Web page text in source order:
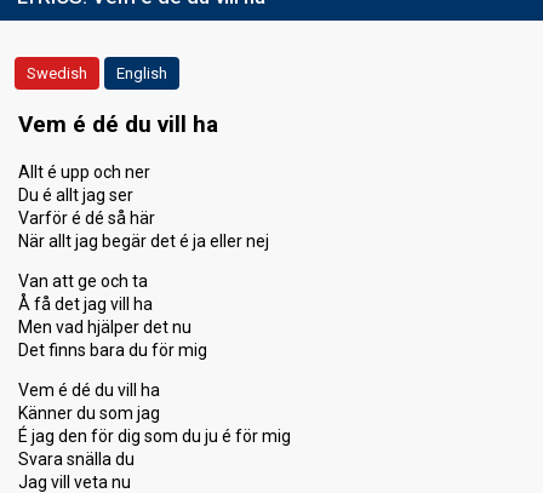
Swedish English
Vem é dé du vill ha
Allt é upp och ner
Du é allt jag ser
Varför é dé så här
När allt jag begär det é ja eller nej
Van att ge och ta
Å få det jag vill ha
Men vad hjälper det nu
Det finns bara du för mig
Vem é dé du vill ha
Känner du som jag
É jag den för dig som du ju é för mig
Svara snälla du
Jag vill veta nu